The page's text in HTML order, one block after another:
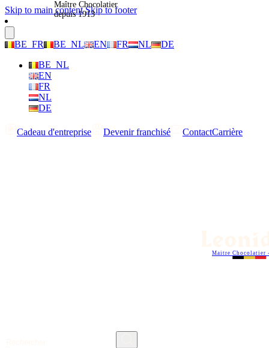
Skip to main content Skip to footer
BE_FR BE_NL EN FR NL
DE
BE_NL
EN
FR
NL
DE
Cadeau d'entreprise Devenir franchisé ContactCarrière
Maitre Chocolatier
Maître Chocolatier
depuis 1913